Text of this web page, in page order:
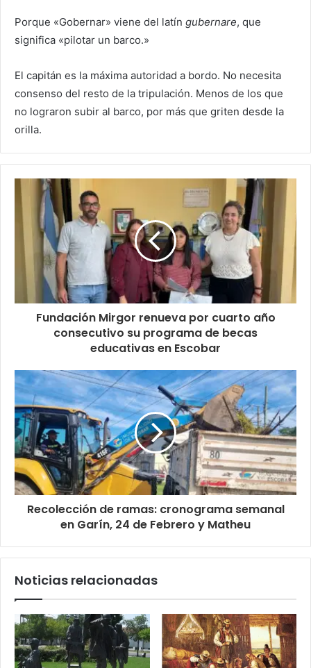
Porque «Gobernar» viene del latín gubernare, que
significa «pilotar un barco.»
El capitán es la máxima autoridad a bordo. No necesita
consenso del resto de la tripulación. Menos de los que
no lograron subir al barco, por más que griten desde la
orilla.
Fundación Mirgor renueva por cuarto año
consecutivo su programa de becas
educativas en Escobar
Recolección de ramas: cronograma semanal
en Garín, 24 de Febrero y Matheu
Noticias relacionadas